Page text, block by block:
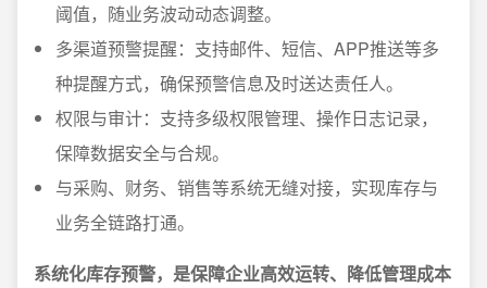
阈值，随业务波动动态调整。
多渠道预警提醒：支持邮件、短信、APP推送等多
种提醒方式，确保预警信息及时送达责任人。
权限与审计：支持多级权限管理、操作日志记录，
保障数据安全与合规。
与采购、财务、销售等系统无缝对接，实现库存与
业务全链路打通。
系统化库存预警，是保障企业高效运转、降低管理成本